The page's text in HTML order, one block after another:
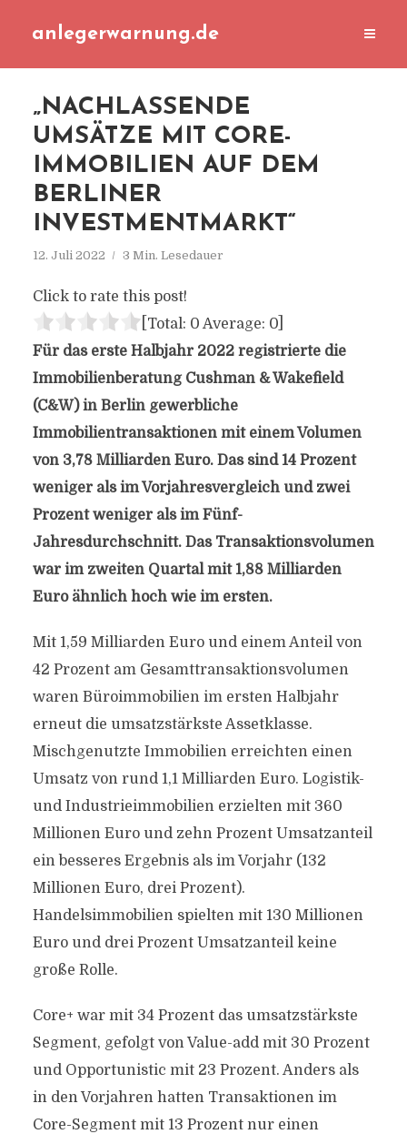
anlegerwarnung.de
„NACHLASSENDE
UMSÄTZE MIT CORE-
IMMOBILIEN AUF DEM
BERLINER
INVESTMENTMARKT“
12. Juli 2022 3 Min. Lesedauer
Click to rate this post!
[Total: 0 Average: 0]
Für das erste Halbjahr 2022 registrierte die
Immobilienberatung Cushman & Wakefield
(C&W) in Berlin gewerbliche
Immobilientransaktionen mit einem Volumen
von 3,78 Milliarden Euro. Das sind 14 Prozent
weniger als im Vorjahresvergleich und zwei
Prozent weniger als im Fünf-
Jahresdurchschnitt. Das Transaktionsvolumen
war im zweiten Quartal mit 1,88 Milliarden
Euro ähnlich hoch wie im ersten.
Mit 1,59 Milliarden Euro und einem Anteil von
42 Prozent am Gesamttransaktionsvolumen
waren Büroimmobilien im ersten Halbjahr
erneut die umsatzstärkste Assetklasse.
Mischgenutzte Immobilien erreichten einen
Umsatz von rund 1,1 Milliarden Euro. Logistik-
und Industrieimmobilien erzielten mit 360
Millionen Euro und zehn Prozent Umsatzanteil
ein besseres Ergebnis als im Vorjahr (132
Millionen Euro, drei Prozent).
Handelsimmobilien spielten mit 130 Millionen
Euro und drei Prozent Umsatzanteil keine
große Rolle.
Core+ war mit 34 Prozent das umsatzstärkste
Segment, gefolgt von Value-add mit 30 Prozent
und Opportunistic mit 23 Prozent. Anders als
in den Vorjahren hatten Transaktionen im
Core-Segment mit 13 Prozent nur einen